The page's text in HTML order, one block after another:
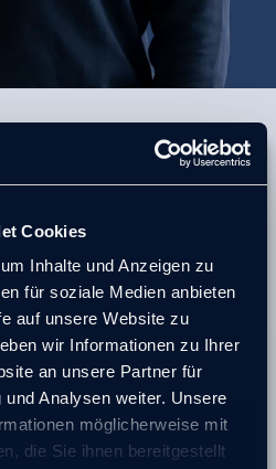
Cookies
Inhalte und Anzeigen zu
für soziale Medien anbieten
auf unsere Website zu
wir Informationen zu Ihrer
an unsere Partner für
Analysen weiter. Unsere
möglicherweise mit
die Sie ihnen bereitgestellt
und
in nationalen und
mittelständischen
und NGOs, beispielhaft:
eines ganzheitlichen
(strategisch, organisational,
Stadtwerke Konzerns vom
zu einem Multi-
mit zentralisiertem